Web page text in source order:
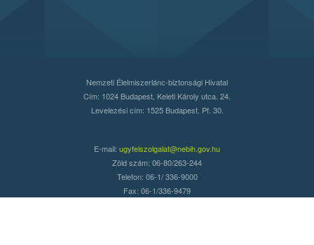
Nemzeti Élelmiszerlánc-biztonsági Hivatal
Cím: 1024 Budapest, Keleti Károly utca. 24.
Levelezési cím: 1525 Budapest. Pf. 30.
E-mail: ugyfelszolgalat@nebih.gov.hu
Zöld szám: 06-80/263-244
Telefon: 06-1/ 336-9000
Fax: 06-1/336-9479